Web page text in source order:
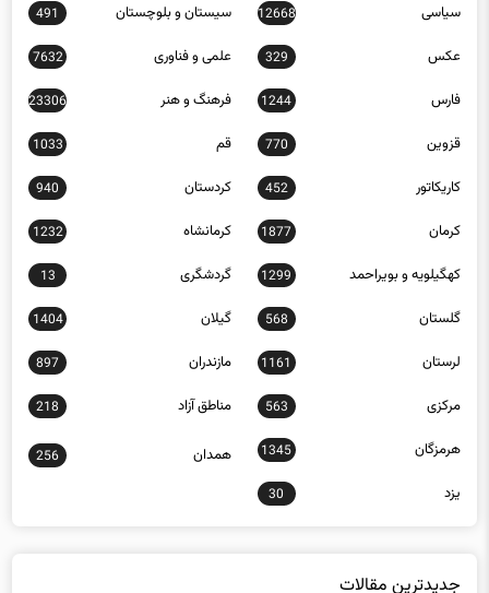
سیاسی 12668 سیستان و بلوچستان 491
عکس 329 علمی و فناوری 7632
فارس 1244 فرهنگ و هنر 23306
قزوین 770 قم 1033
کاریکاتور 452 کردستان 940
کرمان 1877 کرمانشاه 1232
کهگیلویه و بویراحمد 1299 گردشگری 13
گلستان 568 گیلان 1404
لرستان 1161 مازندران 897
مرکزی 563 مناطق آزاد 218
هرمزگان 1345 همدان 256
یزد 30
جدیدترین مقالات